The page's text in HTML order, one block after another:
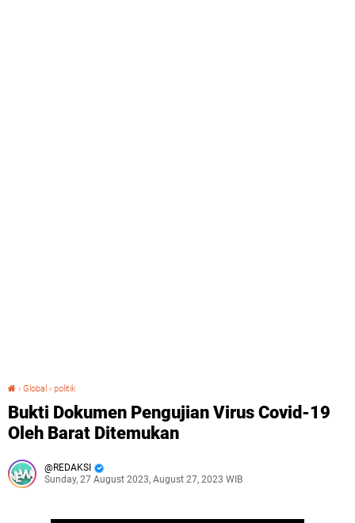
› Global › politik
Bukti Dokumen Pengujian Virus Covid-19
Oleh Barat Ditemukan
REDAKSI
Sunday, 27 August 2023, August 27, 2023 WIB